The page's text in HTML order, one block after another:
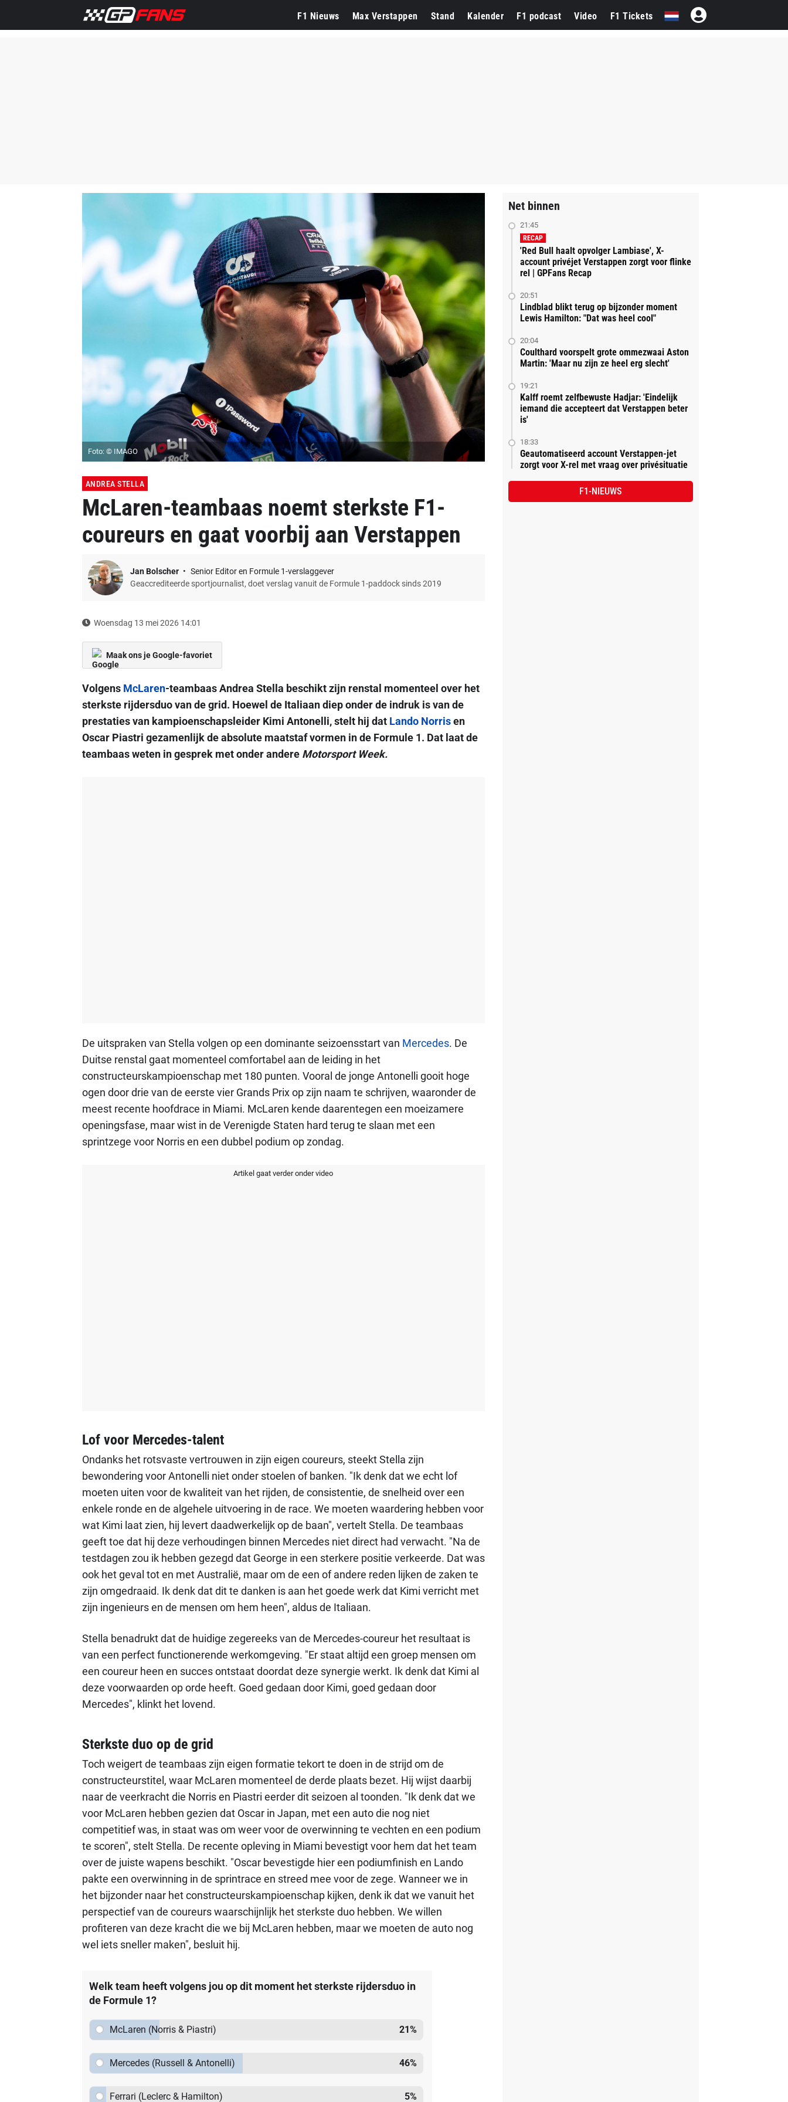
F1 Nieuws Max Verstappen Stand Kalender F1 podcast Video F1 Tickets
Foto: © IMAGO
ANDREA STELLA
McLaren-teambaas noemt sterkste F1-
coureurs en gaat voorbij aan Verstappen
Jan Bolscher
Senior Editor en Formule 1-verslaggever
Geaccrediteerde sportjournalist, doet verslag vanuit de Formule 1-paddock sinds 2019
Woensdag 13 mei 2026 14:01
Maak ons je Google-favoriet
Volgens McLaren-teambaas Andrea Stella beschikt zijn renstal momenteel over het
sterkste rijdersduo van de grid. Hoewel de Italiaan diep onder de indruk is van de
prestaties van kampioenschapsleider Kimi Antonelli, stelt hij dat Lando Norrisen
Oscar Piastri gezamenlijk de absolute maatstaf vormen in de Formule 1. Dat laat de
teambaas weten in gesprek met onder andere Motorsport Week.
De uitspraken van Stella volgen op een dominante seizoensstart van Mercedes. De
Duitse renstal gaat momenteel comfortabel aan de leiding in het
constructeurskampioenschap met 180 punten. Vooral de jonge Antonelli gooit hoge
ogen door drie van de eerste vier Grands Prix op zijn naam te schrijven, waaronder de
meest recente hoofdrace in Miami. McLaren kende daarentegen een moeizamere
openingsfase, maar wist in de Verenigde Staten hard terug te slaan met een
sprintzege voor Norris en een dubbel podium op zondag.
Artikel gaat verder onder video
Lof voor Mercedes-talent
Ondanks het rotsvaste vertrouwen in zijn eigen coureurs, steekt Stella zijn
bewondering voor Antonelli niet onder stoelen of banken. "Ik denk dat we echt lof
moeten uiten voor de kwaliteit van het rijden, de consistentie, de snelheid over een
enkele ronde en de algehele uitvoering in de race. We moeten waardering hebben voor
wat Kimi laat zien, hij levert daadwerkelijk op de baan", vertelt Stella. De teambaas
geeft toe dat hij deze verhoudingen binnen Mercedes niet direct had verwacht. "Na de
testdagen zou ik hebben gezegd dat George in een sterkere positie verkeerde. Dat was
ook het geval tot en met Australië, maar om de een of andere reden lijken de zaken te
zijn omgedraaid. Ik denk dat dit te danken is aan het goede werk dat Kimi verricht met
zijn ingenieurs en de mensen om hem heen", aldus de Italiaan.
Stella benadrukt dat de huidige zegereeks van de Mercedes-coureur het resultaat is
van een perfect functionerende werkomgeving. "Er staat altijd een groep mensen om
een coureur heen en succes ontstaat doordat deze synergie werkt. Ik denk dat Kimi al
deze voorwaarden op orde heeft. Goed gedaan door Kimi, goed gedaan door
Mercedes", klinkt het lovend.
Sterkste duo op de grid
Toch weigert de teambaas zijn eigen formatie tekort te doen in de strijd om de
constructeurstitel, waar McLaren momenteel de derde plaats bezet. Hij wijst daarbij
naar de veerkracht die Norris en Piastri eerder dit seizoen al toonden. "Ik denk dat we
voor McLaren hebben gezien dat Oscar in Japan, met een auto die nog niet
competitief was, in staat was om weer voor de overwinning te vechten en een podium
te scoren", stelt Stella. De recente opleving in Miami bevestigt voor hem dat het team
over de juiste wapens beschikt. "Oscar bevestigde hier een podiumfinish en Lando
pakte een overwinning in de sprintrace en streed mee voor de zege. Wanneer we in
het bijzonder naar het constructeurskampioenschap kijken, denk ik dat we vanuit het
perspectief van de coureurs waarschijnlijk het sterkste duo hebben. We willen
profiteren van deze kracht die we bij McLaren hebben, maar we moeten de auto nog
wel iets sneller maken", besluit hij.
Welk team heeft volgens jou op dit moment het sterkste rijdersduo in
de Formule 1?
McLaren (Norris & Piastri) 21%
Mercedes (Russell & Antonelli) 46%
Ferrari (Leclerc & Hamilton) 5%
Net binnen
21:45
RECAP
'Red Bull haalt opvolger Lambiase', X-
account privéjet Verstappen zorgt voor flinke
rel | GPFans Recap
20:51
Lindblad blikt terug op bijzonder moment
Lewis Hamilton: "Dat was heel cool"
20:04
Coulthard voorspelt grote ommezwaai Aston
Martin: 'Maar nu zijn ze heel erg slecht'
19:21
Kalff roemt zelfbewuste Hadjar: 'Eindelijk
iemand die accepteert dat Verstappen beter
is'
18:33
Geautomatiseerd account Verstappen-jet
zorgt voor X-rel met vraag over privésituatie
F1-NIEUWS